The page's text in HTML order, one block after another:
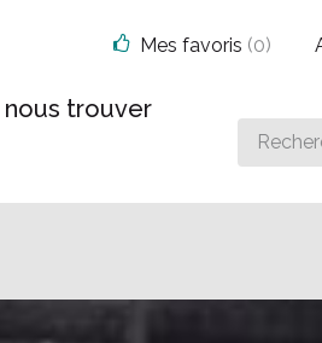
nous trouver
Search
for
Mes favoris (0)